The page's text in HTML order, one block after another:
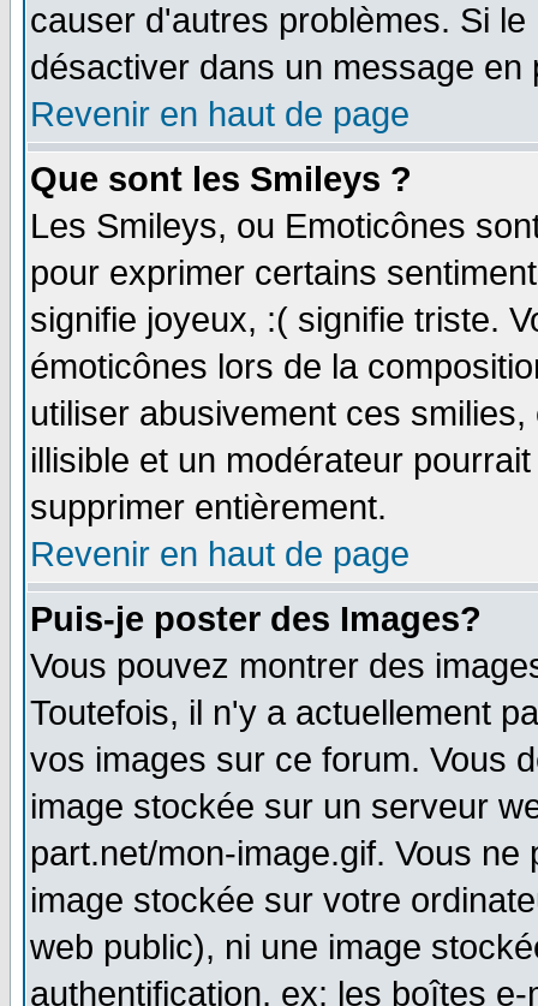
causer d'autres problèmes. Si
désactiver dans un message
Revenir en haut de page
Que sont les Smileys ?
Les Smileys, ou Emoticônes
pour exprimer certains
signifie joyeux, :( signifie triste.
émoticônes lors de la
utiliser abusivement ces
illisible et un modérateur
supprimer entièrement.
Revenir en haut de page
Puis-je poster des Images?
Vous pouvez montrer des
Toutefois, il n'y a actuellement
vos images sur ce forum. Vous
image stockée sur un serveur
part.net/mon-image.gif. Vous
image stockée sur votre
web public), ni une image
authentification, ex: les boîtes